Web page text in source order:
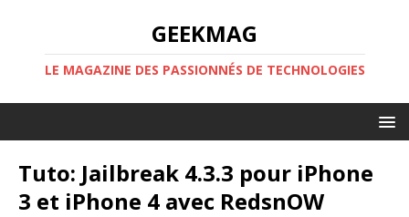
GEEKMAG
LE MAGAZINE DES PASSIONNÉS DE TECHNOLOGIES
Tuto: Jailbreak 4.3.3 pour iPhone
3 et iPhone 4 avec RedsnOW